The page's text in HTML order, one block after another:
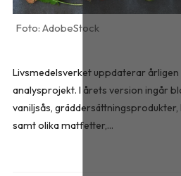
AdobeStock
Livsmedelsverket uppdaterar
analysprojekt. I årets version ingår
vaniljsås,
samt olika matfetter,...